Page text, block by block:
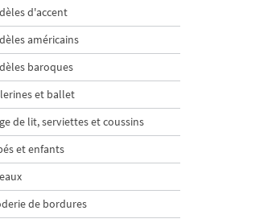
d'accent
américains
baroques
et ballet
de lit, serviettes et coussins
et enfants
de bordures